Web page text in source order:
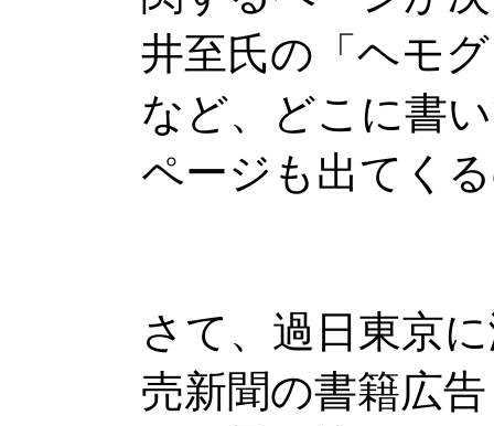
井至氏の「ヘモ
など、どこに書
ページも出てく
さて、過日東京
売新聞の書籍広